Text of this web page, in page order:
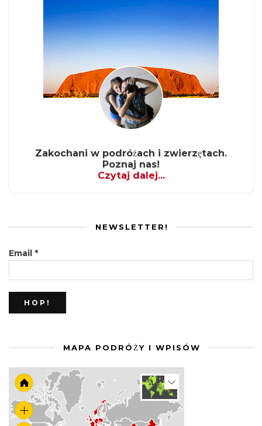
Zakochani w podróżach i zwierzętach.
Poznaj nas!
Czytaj dalej...
NEWSLETTER!
Email *
MAPA PODRÓŻY I WPISÓW